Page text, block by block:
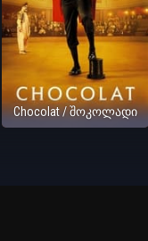
Chocolat / შოკოლადი